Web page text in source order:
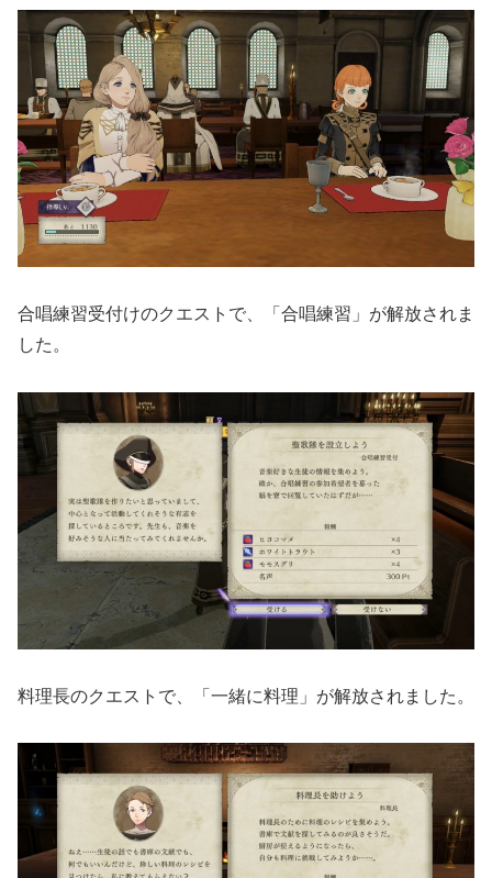
合唱練習受付けのクエストで、「合唱練習」が解放されま
した。
料理長のクエストで、「一緒に料理」が解放されました。